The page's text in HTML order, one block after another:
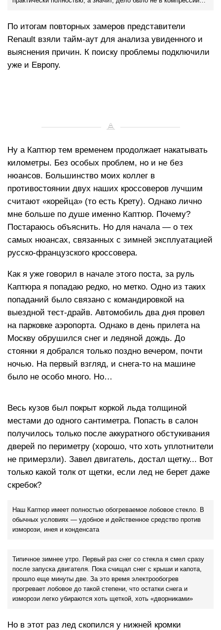
По итогам повторных замеров представители
Renault взяли тайм-аут для анализа увиденного и
выяснения причин. К поиску проблемы подключили
уже и Европу.
Ну а Каптюр тем временем продолжает накатывать
километры. Без особых проблем, но и не без
нюансов. Большинство моих коллег в
противостоянии двух наших кроссоверов лучшим
считают «корейца» (то есть Крету). Однако лично
мне больше по душе именно Каптюр. Почему?
Постараюсь объяснить. Но для начала — о тех
самых нюансах, связанных с зимней эксплуатацией
русско-французского кроссовера.
Как я уже говорил в начале этого поста, за руль
Каптюра я попадаю редко, но метко. Одно из таких
попаданий было связано с командировкой на
выездной тест-драйв. Автомобиль два дня провел
на парковке аэропорта. Однако в день прилета на
Москву обрушился снег и ледяной дождь. До
стоянки я добрался только поздно вечером, почти
ночью. На первый взгляд, и снега-то на машине
было не особо много. Но…
Весь кузов был покрыт коркой льда толщиной
местами до одного сантиметра. Попасть в салон
получилось только после аккуратного обстукивания
дверей по периметру (хорошо, что хоть уплотнители
не примерзли). Завел двигатель, достал щетку... Вот
только какой толк от щетки, если лед не берет даже
скребок?
Наш Каптюр имеет полностью обогреваемое лобовое стекло. В
обычных условиях — удобное и действенное средство против
изморози, инея и конденсата
Типичное зимнее утро. Первый раз снег со стекла я смел сразу
после запуска двигателя. Пока счищал снег с крыши и капота,
прошло еще минуты две. За это время электрообогрев
прогревает лобовое до такой степени, что остатки снега и
изморози легко убираются хоть щеткой, хоть «дворниками»
Но в этот раз лед скопился у нижней кромки